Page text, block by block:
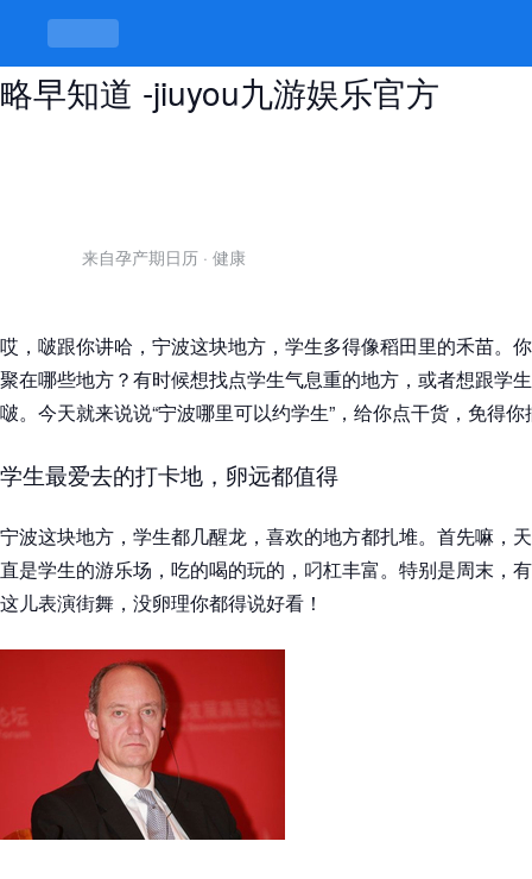
宁波哪里可以约学生，学生聚集地攻
略早知道 -jiuyou九游娱乐官方
来自孕产期日历 · 健康
哎，啵跟你讲哈，宁波这块地方，学生多得像稻田里的禾苗。
聚在哪些地方？有时候想找点学生气息重的地方，或者想跟学
啵。今天就来说说“宁波哪里可以约学生”，给你点干货，免得
学生最爱去的打卡地，卵远都值得
宁波这块地方，学生都几醒龙，喜欢的地方都扎堆。首先嘛，
直是学生的游乐场，吃的喝的玩的，叼杠丰富。特别是周末，
这儿表演街舞，没卵理你都得说好看！